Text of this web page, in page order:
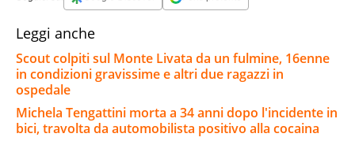
Leggi anche
Scout colpiti sul Monte Livata da un fulmine, 16enne
in condizioni gravissime e altri due ragazzi in
ospedale
Michela Tengattini morta a 34 anni dopo l'incidente in
bici, travolta da automobilista positivo alla cocaina